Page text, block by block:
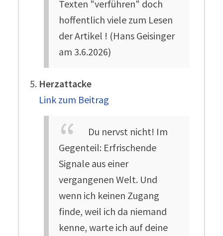
Texten "verführen" doch
hoffentlich viele zum Lesen
der Artikel ! (Hans Geisinger
am 3.6.2026)
Herzattacke
Link zum Beitrag
Du nervst nicht! Im
Gegenteil: Erfrischende
Signale aus einer
vergangenen Welt. Und
wenn ich keinen Zugang
finde, weil ich da niemand
kenne, warte ich auf deine